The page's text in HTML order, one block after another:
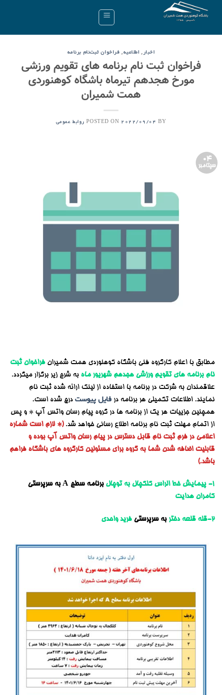
اخبار , اطلاعیه, فراخوان ثبت‌نام برنامه
فراخوان ثبت نام برنامه های تقویم ورزشی
مورخ هجدهم تیرماه باشگاه کوهنوردی
همت شمیران
POSTED ON 2022/09/04 BY روابط عمومی
04
سپتامبر
مطابق با اعلام کارگروه فنی باشگاه کوهنوردی همت شمیرانفراخوان ثبت
نام برنامه های تقویم ورزشی هجدهم شهریور ماه به شرح زیر برگزار میگردد.
علاقمندان به شرکت در برنامه با استفاده از لینک ارائه شده ثبت نام
نمایند. اطلاعات تکمیلی هر برنامه در فایل پیوست درج شده است.
همچنین جزییات هر یک از برنامه ها در گروه پیام رسان واتس آپ * و پس
از اتمام مهلت ثبت نام برنامه اطلاع رسانی خواهد شد. (* لازم است شماره
اعلامی در فرم ثبت نام قابل دسترس در پیام رسان واتس آپ بوده و
قابلیت اضافه شدن شما به گروه برای مسئولین کارگروه های باشگاه فراهم
باشد.)
1- پیمایش خط الراس کلکچال به توچال
برنامه سطح A به سرپرستی
کامران هدایت
2-قله قلعه دختر به سرپرستیفرید واحدی